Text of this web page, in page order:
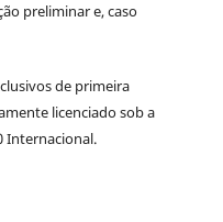
preliminar e, caso
de primeira
licenciado sob a
Internacional.